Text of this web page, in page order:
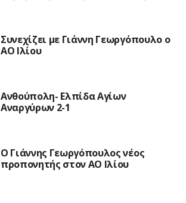
Συνεχίζει με Γιάννη Γεωργόπουλο ο
ΑΟ Ιλίου
Ανθούπολη- Ελπίδα Αγίων
Αναργύρων 2-1
Ο Γιάννης Γεωργόπουλος νέος
προπονητής στον ΑΟ Ιλίου